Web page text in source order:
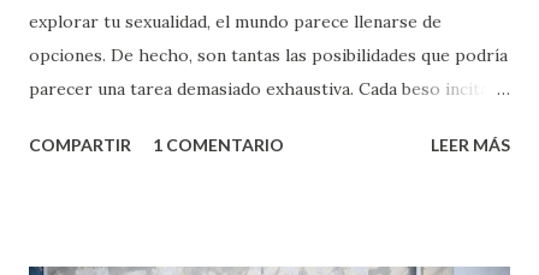
explorar tu sexualidad, el mundo parece llenarse de
opciones. De hecho, son tantas las posibilidades que podría
parecer una tarea demasiado exhaustiva. Cada beso incita
partes de ti que jamás hubieras imaginado. El problema es
COMPARTIR 1 COMENTARIO LEER MÁS